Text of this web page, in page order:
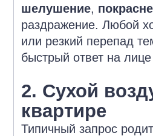
шелушение,
раздражение. Любой
или резкий перепад
быстрый ответ на
2. Сухой
квартире
Типичный запрос